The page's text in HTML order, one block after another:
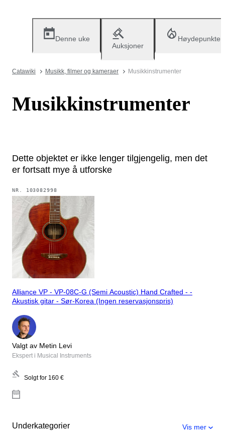
Denne uke
Auksjoner
Høydepunkter
Catawiki Musikk, filmer og kameraer Musikkinstrumenter
Musikkinstrumenter
Dette objektet er ikke lenger tilgjengelig, men det
er fortsatt mye å utforske
NR. 103082998
Alliance VP - VP-08C-G (Semi Acoustic) Hand Crafted - -
Akustisk gitar - Sør-Korea (Ingen reservasjonspris)
Valgt av Metin Levi
Ekspert i Musical Instruments
Solgt for 160 €
Underkategorier Vis mer